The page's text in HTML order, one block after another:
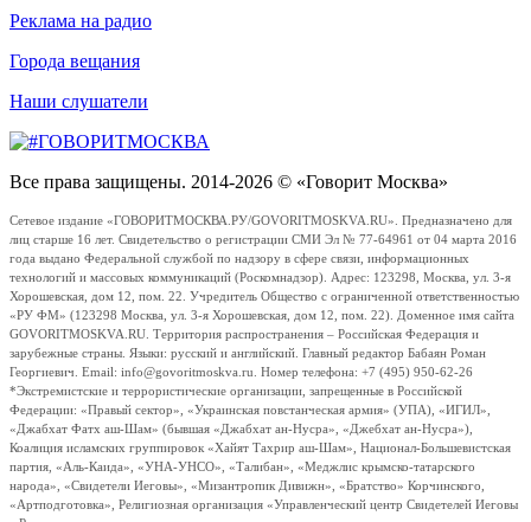
Реклама на радио
Города вещания
Наши слушатели
Все права защищены. 2014-2026 © «Говорит Москва»
Сетевое издание «ГОВОРИТМОСКВА.РУ/GOVORITMOSKVA.RU». Предназначено для
лиц старше 16 лет. Свидетельство о регистрации СМИ Эл № 77-64961 от 04 марта 2016
года выдано Федеральной службой по надзору в сфере связи, информационных
технологий и массовых коммуникаций (Роскомнадзор). Адрес: 123298, Москва, ул. 3-я
Хорошевская, дом 12, пом. 22. Учредитель Общество с ограниченной ответственностью
«РУ ФМ» (123298 Москва, ул. 3-я Хорошевская, дом 12, пом. 22). Доменное имя сайта
GOVORITMOSKVA.RU. Территория распространения – Российская Федерация и
зарубежные страны. Языки: русский и английский. Главный редактор Бабаян Роман
Георгиевич. Email: info@govoritmoskva.ru. Номер телефона: +7 (495) 950-62-26
*Экстремистские и террористические организации, запрещенные в Российской
Федерации: «Правый сектор», «Украинская повстанческая армия» (УПА), «ИГИЛ»,
«Джабхат Фатх аш-Шам» (бывшая «Джабхат ан-Нусра», «Джебхат ан-Нусра»),
Коалиция исламских группировок «Хайят Тахрир аш-Шам», Национал-Большевистская
партия, «Аль-Каида», «УНА-УНСО», «Талибан», «Меджлис крымско-татарского
народа», «Свидетели Иеговы», «Мизантропик Дивижн», «Братство» Корчинского,
«Артподготовка», Религиозная организация «Управленческий центр Свидетелей Иеговы